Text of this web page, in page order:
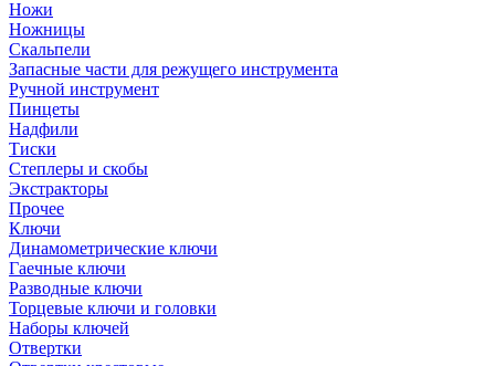
Ножи
Ножницы
Скальпели
Запасные части для режущего инструмента
Ручной инструмент
Пинцеты
Надфили
Тиски
Степлеры и скобы
Экстракторы
Прочее
Ключи
Динамометрические ключи
Гаечные ключи
Разводные ключи
Торцевые ключи и головки
Наборы ключей
Отвертки